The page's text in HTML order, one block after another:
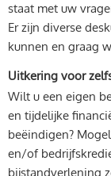
staat met uw
Er zijn diverse
kunnen en graag
Uitkering voor
Wilt u een eigen
en tijdelijke
beëindigen?
en/of
bijstandverlening